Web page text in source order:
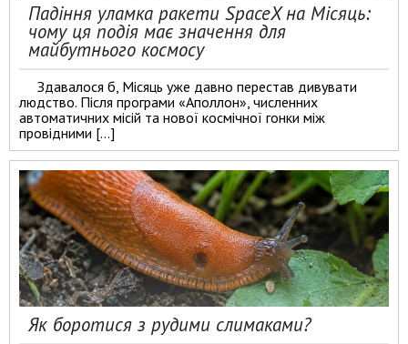
Падіння уламка ракети SpaceX на Місяць:
чому ця подія має значення для
майбутнього космосу
Здавалося б, Місяць уже давно перестав дивувати
людство. Після програми «Аполлон», численних
автоматичних місій та нової космічної гонки між
провідними […]
Як боротися з рудими слимаками?